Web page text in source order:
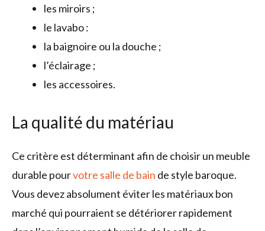
les miroirs ;
le lavabo :
la baignoire ou la douche ;
l’éclairage ;
les accessoires.
La qualité du matériau
Ce critère est déterminant afin de choisir un meuble
durable pourvotre salle de bain de style baroque.
Vous devez absolument éviter les matériaux bon
marché qui pourraient se détériorer rapidement